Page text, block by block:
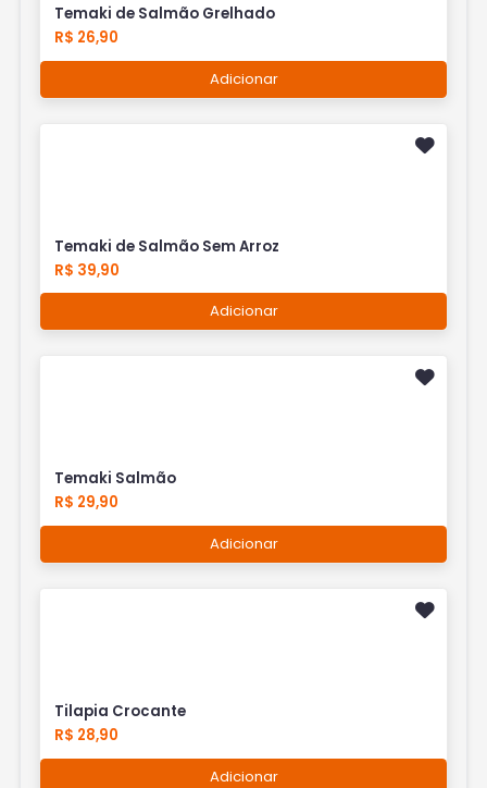
Temaki de Salmão Grelhado
R$ 26,90
Adicionar
Temaki de Salmão Sem Arroz
R$ 39,90
Adicionar
Temaki Salmão
R$ 29,90
Adicionar
Tilapia Crocante
R$ 28,90
Adicionar